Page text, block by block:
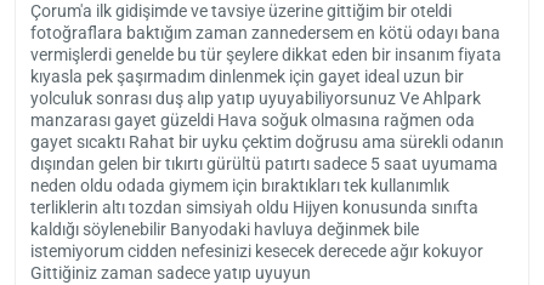
Çorum'a ilk gidişimde ve tavsiye üzerine gittiğim bir oteldi
fotoğraflara baktığım zaman zannedersem en kötü odayı bana
vermişlerdi genelde bu tür şeylere dikkat eden bir insanım fiyata
kıyasla pek şaşırmadım dinlenmek için gayet ideal uzun bir
yolculuk sonrası duş alıp yatıp uyuyabiliyorsunuz Ve Ahlpark
manzarası gayet güzeldi Hava soğuk olmasına rağmen oda
gayet sıcaktı Rahat bir uyku çektim doğrusu ama sürekli odanın
dışından gelen bir tıkırtı gürültü patırtı sadece 5 saat uyumama
neden oldu odada giymem için bıraktıkları tek kullanımlık
terliklerin altı tozdan simsiyah oldu Hijyen konusunda sınıfta
kaldığı söylenebilir Banyodaki havluya değinmek bile
istemiyorum cidden nefesinizi kesecek derecede ağır kokuyor
Gittiğiniz zaman sadece yatıp uyuyun